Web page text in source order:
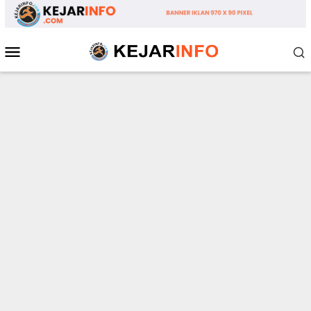
Loncat
Mobile